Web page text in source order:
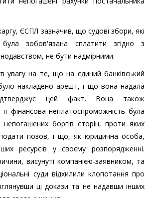
ЄСПЛ зазначив, що судові збори, які
була зобов'язана сплатити згідно з
не бути надмірними.
увагу на те, що на єдиний банківський
накладено арешт, і що вона надала
цей факт. Вона також
фінансова неплатоспроможність була
боргів сторін, проти яких
позов, і що, як юридична особа,
ресурсів у своєму розпорядженні.
висунуті компанією-заявником, та
суди відхилили клопотання про
ці докази та не надавши інших